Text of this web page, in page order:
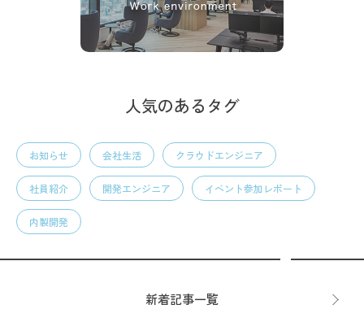
人気のあるタグ
お知らせ 会社生活 クラウドエンジニア
社員紹介 開発エンジニア イベント参加レポート
内製開発
新着記事一覧